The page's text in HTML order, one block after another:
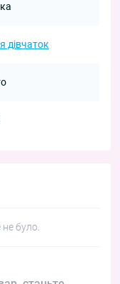
дівчаток
не було.